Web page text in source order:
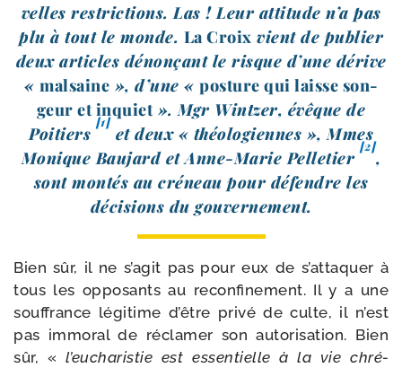
velles res­tric­tions. Las ! Leur atti­tude n’a pas
plu à tout le monde. La Croix vient de publier
deux articles dénon­çant le risque d’une dérive
« mal­saine », d’une « pos­ture qui laisse son­
geur et inquiet». Mgr Wintzer, évêque de
Poitiers
[1]
et deux « théo­lo­giennes », Mmes
Monique Baujard et Anne-​Marie Pelletier
[2]
,
sont mon­tés au cré­neau pour défendre les
déci­sions du gouvernement.
Bien sûr, il ne s’agit pas pour eux de s’attaquer à
tous les oppo­sants au recon­fi­ne­ment. Il y a une
souf­france légi­time d’être pri­vé de culte, il n’est
pas immo­ral de récla­mer son auto­ri­sa­tion. Bien
sûr, « l’eucharistie est essen­tielle à la vie chré­